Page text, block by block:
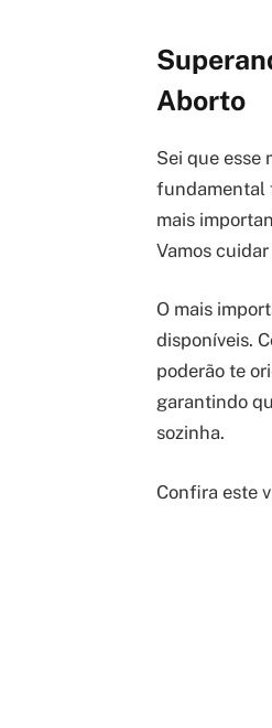
Aborto
Sei que esse
fundamental
mais
Vamos
O mais
disponíveis.
poderão te
garantindo
sozinha.
Confira este